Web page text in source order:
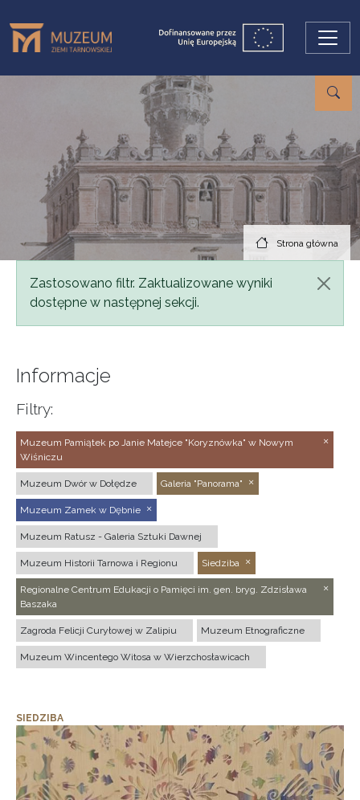
Strona główna
Komunikat
Zastosowano filtr. Zaktualizowane wyniki
dostępne w następnej sekcji.
Informacje
Filtry:
Muzeum Pamiątek po Janie Matejce "Koryznówka" w Nowym
Wiśniczu
Muzeum Dwór w Dołędze Galeria "Panorama"
Muzeum Zamek w Dębnie
Muzeum Ratusz - Galeria Sztuki Dawnej
Muzeum Historii Tarnowa i Regionu Siedziba
Regionalne Centrum Edukacji o Pamięci im. gen. bryg. Zdzisława
Baszaka
Zagroda Felicji Curyłowej w Zalipiu Muzeum Etnograficzne
Muzeum Wincentego Witosa w Wierzchosławicach
SIEDZIBA